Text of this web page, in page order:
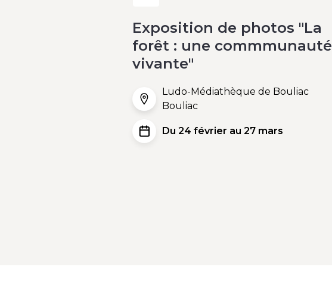
Exposition de photos "La
forêt : une commmunauté
vivante"
Ludo-Médiathèque de Bouliac
Bouliac
Du 24 février au 27 mars